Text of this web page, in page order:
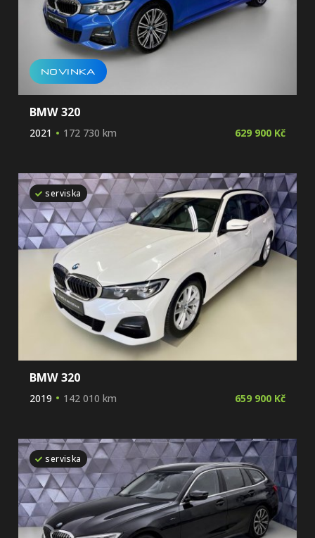
NOVINKA
BMW 320
2021 172 730 km 629 900 Kč
serviska
BMW 320
2019 142 010 km 659 900 Kč
serviska